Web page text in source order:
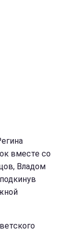
вместе со
Владом